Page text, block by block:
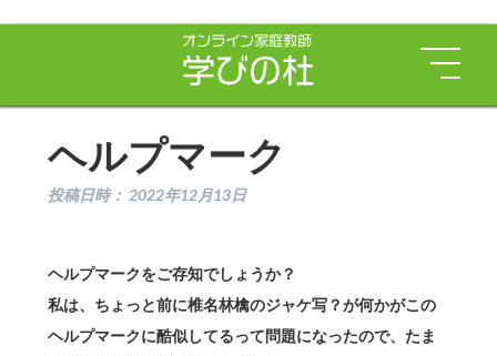
ヘルプマーク
投稿日時： 2022年12月13日
ヘルプマークをご存知でしょうか？
私は、ちょっと前に椎名林檎のジャケ写？が何かがこの
ヘルプマークに酷似してるって問題になったので、たま